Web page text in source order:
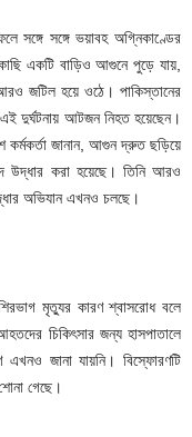
সঙ্গে সঙ্গে ভয়াবহ অগ্নিকাণ্ডের
একটি বাড়িও আগুনে পুড়ে যায়,
জটিল হয়ে ওঠে। পাকিস্তানের
এই দুর্ঘটনায় আটজন নিহত হয়েছেন।
জানান, আগুন দ্রুত ছড়িয়ে
উদ্ধার করা হয়েছে। তিনি আরও
অভিযান এখনও চলছে।
মৃত্যুর কারণ শ্বাসরোধ বলে
চিকিৎসার জন্য হাসপাতালে
এখনও জানা যায়নি। বিস্ফোরণটি
গেছে।